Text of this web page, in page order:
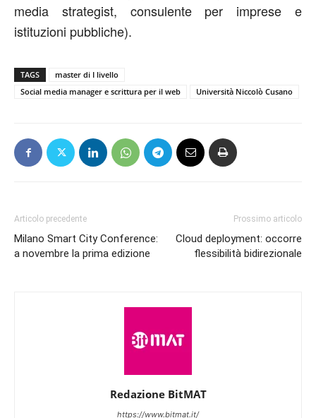
media strategist, consulente per imprese e
istituzioni pubbliche).
TAGS
master di I livello
Social media manager e scrittura per il web
Università Niccolò Cusano
Articolo precedente
Milano Smart City Conference:
a novembre la prima edizione
Prossimo articolo
Cloud deployment: occorre
flessibilità bidirezionale
Redazione BitMAT
https://www.bitmat.it/